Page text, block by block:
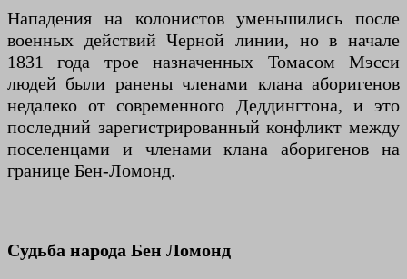
Нападения на колонистов уменьшились после
военных действий Черной линии, но в начале
1831 года трое назначенных Томасом Мэсси
людей были ранены членами клана аборигенов
недалеко от современного Деддингтона, и это
последний зарегистрированный конфликт между
поселенцами и членами клана аборигенов на
границе Бен-Ломонд.
Судьба народа Бен Ломонд